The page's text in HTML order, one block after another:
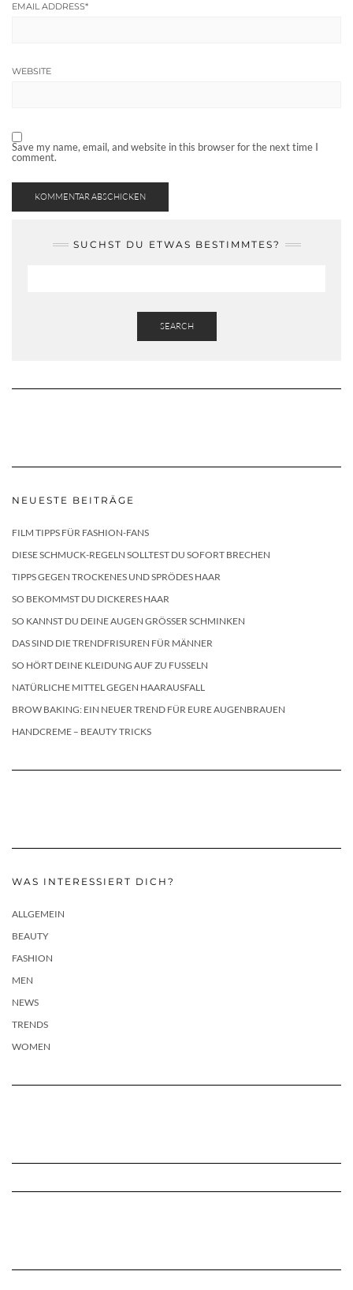
EMAIL ADDRESS*
WEBSITE
Save my name, email, and website in this browser for the next time I
comment.
SUCHST DU ETWAS BESTIMMTES?
SEARCH
NEUESTE BEITRÄGE
FILM TIPPS FÜR FASHION-FANS
DIESE SCHMUCK-REGELN SOLLTEST DU SOFORT BRECHEN
TIPPS GEGEN TROCKENES UND SPRÖDES HAAR
SO BEKOMMST DU DICKERES HAAR
SO KANNST DU DEINE AUGEN GRÖSSER SCHMINKEN
DAS SIND DIE TRENDFRISUREN FÜR MÄNNER
SO HÖRT DEINE KLEIDUNG AUF ZU FUSSELN
NATÜRLICHE MITTEL GEGEN HAARAUSFALL
BROW BAKING: EIN NEUER TREND FÜR EURE AUGENBRAUEN
HANDCREME – BEAUTY TRICKS
WAS INTERESSIERT DICH?
ALLGEMEIN
BEAUTY
FASHION
MEN
NEWS
TRENDS
WOMEN